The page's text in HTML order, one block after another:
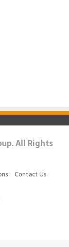
All Rights
Contact Us